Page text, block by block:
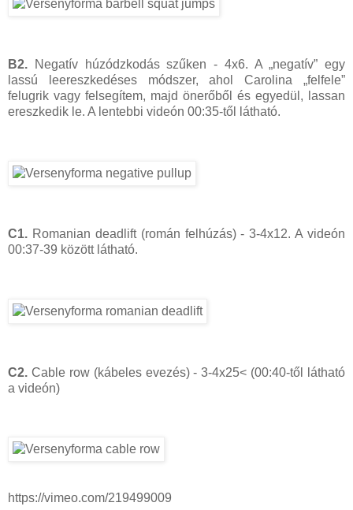
B2. Negatív húzódzkodás szűken - 4x6. A „negatív” egy
lassú leereszkedéses módszer, ahol Carolina „felfele”
felugrik vagy felsegítem, majd önerőből és egyedül, lassan
ereszkedik le. A lentebbi videón 00:35-től látható.
C1. Romanian deadlift (román felhúzás) - 3-4x12. A videón
00:37-39 között látható.
C2. Cable row (kábeles evezés) - 3-4x25< (00:40-től látható
a videón)
https://vimeo.com/219499009